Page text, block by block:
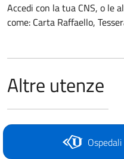
Accedi con la tua CNS, o le
come: Carta Raffaello,
Altre utenze